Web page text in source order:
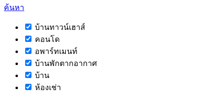
ค้นหา
บ้านทาวน์เฮาส์
คอนโด
อพาร์ทเมนท์
บ้านพักตากอากาศ
บ้าน
ห้องเช่า